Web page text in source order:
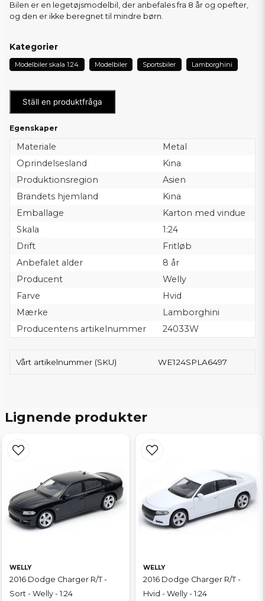
Bilen er en legetøjsmodelbil, der anbefales fra 8 år og opefter,
og den er ikke beregnet til mindre børn.
Kategorier
Modelbiler skala 1:24 Modelbiler Sportsbiler Lamborghini
Ställ en produktfråga
Egenskaper
Materiale
Metal
Oprindelsesland
Kina
Produktionsregion
Asien
Brandets hjemland
Kina
Emballage
Karton med vindue
Skala
1:24
Drift
Fritløb
Anbefalet alder
8 år
Producent
Welly
Farve
Hvid
Mærke
Lamborghini
Producentens artikelnummer
24033W
Vårt artikelnummer (SKU) WE124SPLA6497
Lignende produkter
WELLY
2016 Dodge Charger R/T -
Sort - Welly - 1:24
WELLY
2016 Dodge Charger R/T -
Hvid - Welly - 1:24